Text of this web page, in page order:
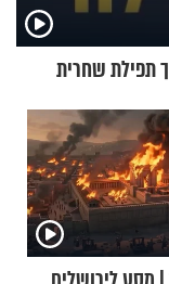
תפילת שחרית